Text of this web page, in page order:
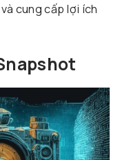
cung cấp lợi ích